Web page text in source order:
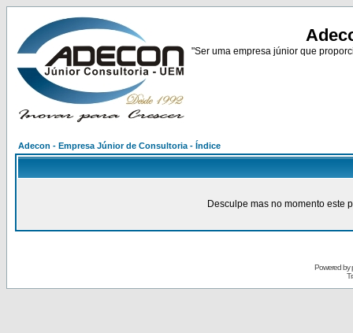
"Ser uma empresa júnior que
Adecon - Empresa Júnior de Consultoria - Índice
Desculpe mas no momento este
Powered by